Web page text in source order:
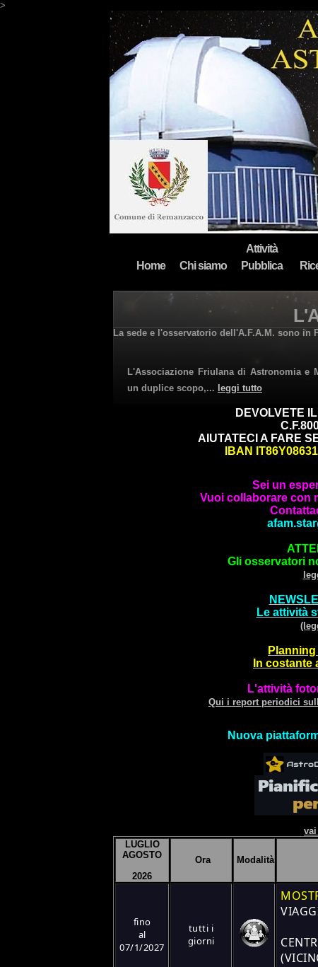
>
Home Chi siamo
Attività
Pubblica
La sede e l'osservatorio dell'A.F.A.M. sono in
L'Associazione Friulana di Astronomia e
un duplice scopo,... leggi tutto
DEVOLVETE
AIUTATECI A FARE
IBAN
Sei un
Vuoi collaborare con
Gli osservatori
Le attività
In costante
L'attività
Qui i report periodici
Nuova
LUGLIO
AGOSTO
2026
Ora Modalità
fino
al
07/1/2027
tutti i
giorni